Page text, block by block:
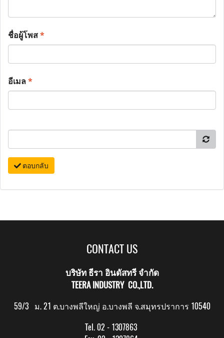
ชื่อผู้โพส*
อีเมล*
ตอบกลับ
CONTACT US
บริษัท ธีรา อินดัสทรี จำกัด
TEERA INDUSTRY CO.,LTD.
59/3 ม. 21 ต.บางพลีใหญ่ อ.บางพลี จ.สมุทรปราการ 10540
Tel. 02 - 1307863